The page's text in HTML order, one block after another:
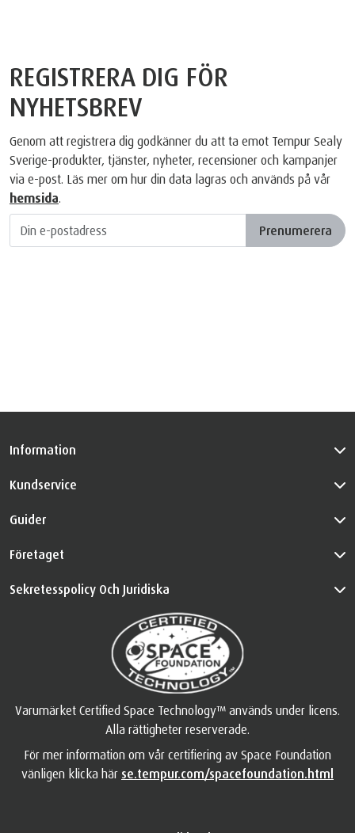
REGISTRERA DIG FÖR
NYHETSBREV
Genom att registrera dig godkänner du att ta emot Tempur Sealy
Sverige-produkter, tjänster, nyheter, recensioner och kampanjer
via e-post. Läs mer om hur din data lagras och används på vår
hemsida.
Prenumerera
Information
Kundservice
Guider
Företaget
Sekretesspolicy Och Juridiska
Varumärket Certified Space Technology™ används under licens.
Alla rättigheter reserverade.
För mer information om vår certifiering av Space Foundation
vänligen klicka här se.tempur.com/spacefoundation.html